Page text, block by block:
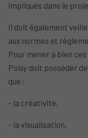
impliqués dans le
Il doit également
aux normes et
Pour mener à bien
Poisy doit posséder
que :
- la créativité,
- la visualisation,